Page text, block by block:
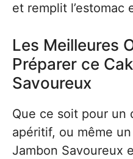
et remplit l’estomac
Les Meilleures
Préparer ce
Savoureux
Que ce soit pour un
apéritif, ou même
Jambon Savoureux